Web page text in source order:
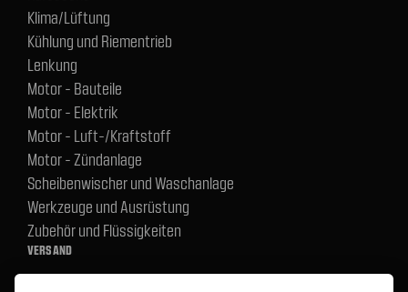
Klima/Lüftung
Kühlung und Riementrieb
Lenkung
Motor - Bauteile
Motor - Elektrik
Motor - Luft-/Kraftstoff
Motor - Zündanlage
Scheibenwischer und Waschanlage
Werkzeuge und Ausrüstung
Zubehör und Flüssigkeiten
VERSAND